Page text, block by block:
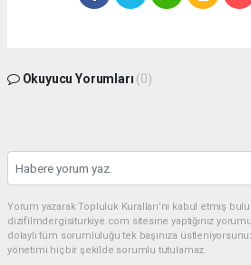
Okuyucu Yorumları (0)
Yorum yazarak Topluluk Kuralları’nı kabul etmiş
dizifilmdergisiturkiye.com sitesine yaptığınız
dolaylı tüm sorumluluğu tek başınıza
yönetimi hiçbir şekilde sorumlu tutulamaz.